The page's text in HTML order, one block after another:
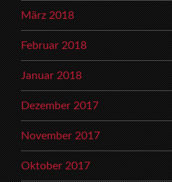
März 2018
Februar 2018
Januar 2018
Dezember 2017
November 2017
Oktober 2017